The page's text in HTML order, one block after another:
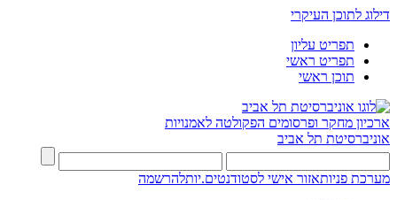
דילוג לתוכן העיקרי
תפריט עליון
תפריט ראשי
תוכן ראשי
ארכיון מחקר ופרסומים הפקולטה לאמנויות
אוניברסיטת תל אביב
מערכת פניותאזור אישי לסטודנטים.יותלהרשמה